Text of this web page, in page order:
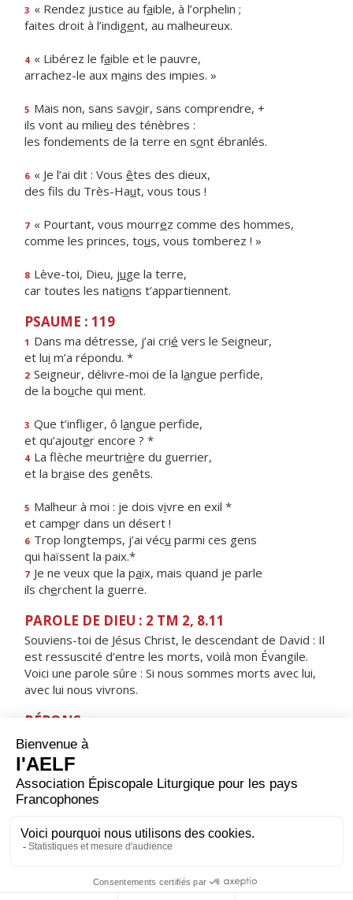
3 « Rendez justice au faible, à l’orphelin ;
faites droit à l’indigent, au malheureux.
4 « Libérez le faible et le pauvre,
arrachez-le aux mains des impies. »
5 Mais non, sans savoir, sans comprendre, +
ils vont au milieu des ténèbres :
les fondements de la terre en sont ébranlés.
6 « Je l’ai dit : Vous êtes des dieux,
des fils du Très-Haut, vous tous !
7 « Pourtant, vous mourrez comme des hommes,
comme les princes, tous, vous tomberez ! »
8 Lève-toi, Dieu, juge la terre,
car toutes les nations t’appartiennent.
PSAUME : 119
1 Dans ma détresse, j’ai crié vers le Seigneur,
et lui m’a répondu. *
2 Seigneur, délivre-moi de la langue perfide,
de la bouche qui ment.
3 Que t’infliger, ô langue perfide,
et qu’ajouter encore ? *
4 La flèche meurtrière du guerrier,
et la braise des genêts.
5 Malheur à moi : je dois vivre en exil *
et camper dans un désert !
6 Trop longtemps, j’ai vécu parmi ces gens
qui haïssent la paix.*
7 Je ne veux que la paix, mais quand je parle
ils cherchent la guerre.
PAROLE DE DIEU : 2 TM 2, 8.11
Souviens-toi de Jésus Christ, le descendant de David : Il
est ressuscité d’entre les morts, voilà mon Évangile.
Voici une parole sûre : Si nous sommes morts avec lui,
avec lui nous vivrons.
RÉPONS
V/Reste avec nous, Seigneur, alléluia,
le soir approche, alléluia.
ORAISON
Dieu qui as relevé le monde par les abaissements de
tirés de l’esclavage du péché, fais-leur connaître le